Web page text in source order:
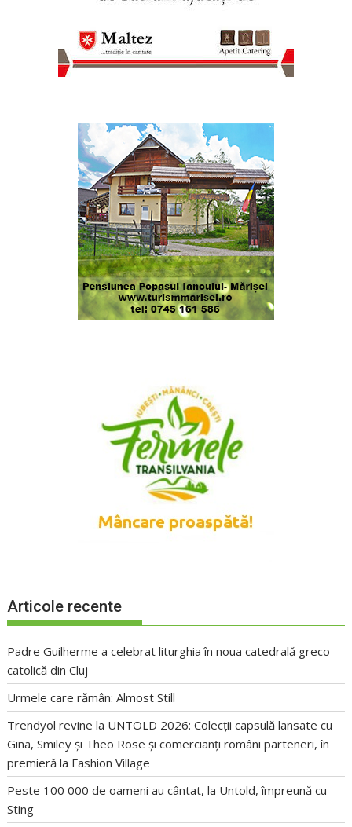
Articole recente
Padre Guilherme a celebrat liturghia în noua catedrală greco-
catolică din Cluj
Urmele care rămân: Almost Still
Trendyol revine la UNTOLD 2026: Colecții capsulă lansate cu
Gina, Smiley și Theo Rose și comercianți români parteneri, în
premieră la Fashion Village
Peste 100 000 de oameni au cântat, la Untold, împreună cu
Sting